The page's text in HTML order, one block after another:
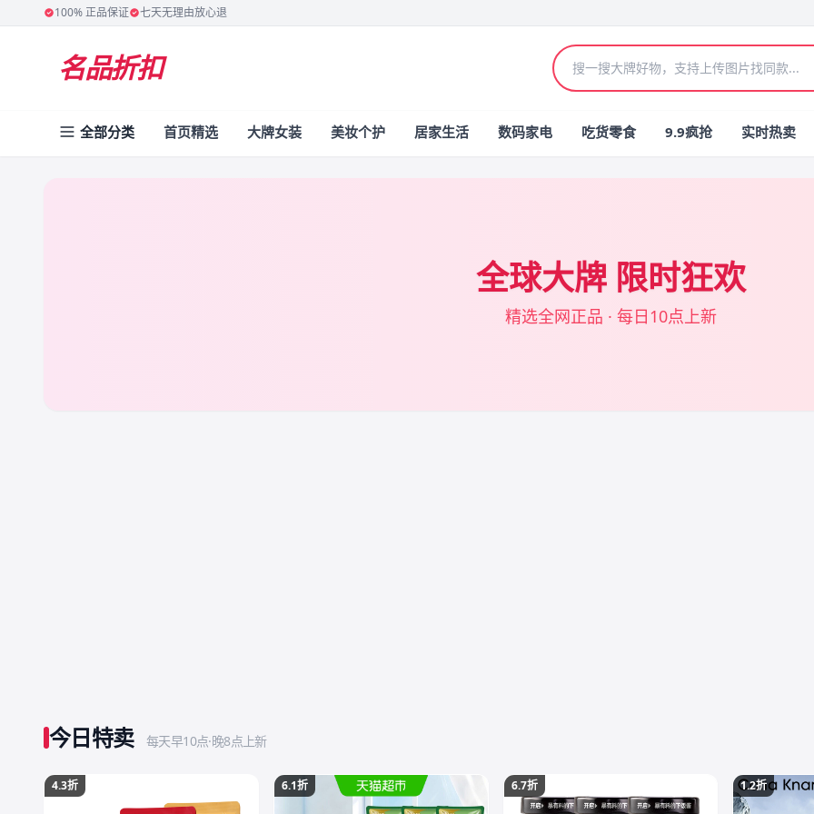
100% 正品保证 七天无理由放心退
名品折扣
全部分类 首页精选 大牌女装 美妆个护 居家生活 数码家电 吃货零食 9.9疯抢 实时热卖
全球大牌 限时狂欢
精选全网正品 · 每日10点上新
今日特卖 每天早10点·晚8点上新
4.3折 6.1折 6.7折 1.2折